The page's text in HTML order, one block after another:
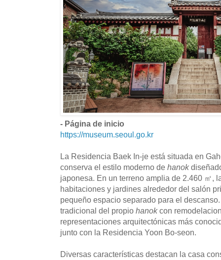
- Página de inicio
https://museum.seoul.go.kr
La Residencia Baek In-je está situada en
conserva el estilo moderno de hanok
japonesa. En un terreno amplia de 2.460 ㎡,
habitaciones y jardines alrededor del salón
pequeño espacio separado para el
tradicional del propio hanokcon
representaciones arquitectónicas más
junto con la Residencia Yoon Bo-seon.
Diversas características destacan la casa